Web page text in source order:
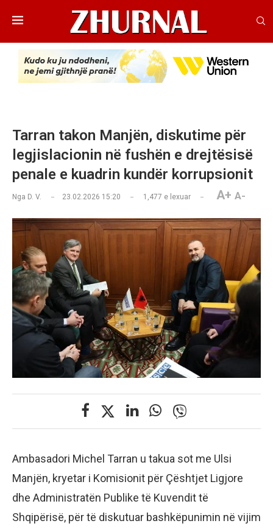
Tarran takon Manjën, diskutime për
legjislacionin në fushën e drejtësisë
penale e kuadrin kundër korrupsionit
Nga D. V. 23.02.2026 15:20 1,477 e lexuar A+ A-
Ambasadori Michel Tarran u takua sot me Ulsi
Manjën, kryetar i Komisionit për Çështjet Ligjore
dhe Administratën Publike të Kuvendit të
Shqipërisë, për të diskutuar bashkëpunimin në vijim